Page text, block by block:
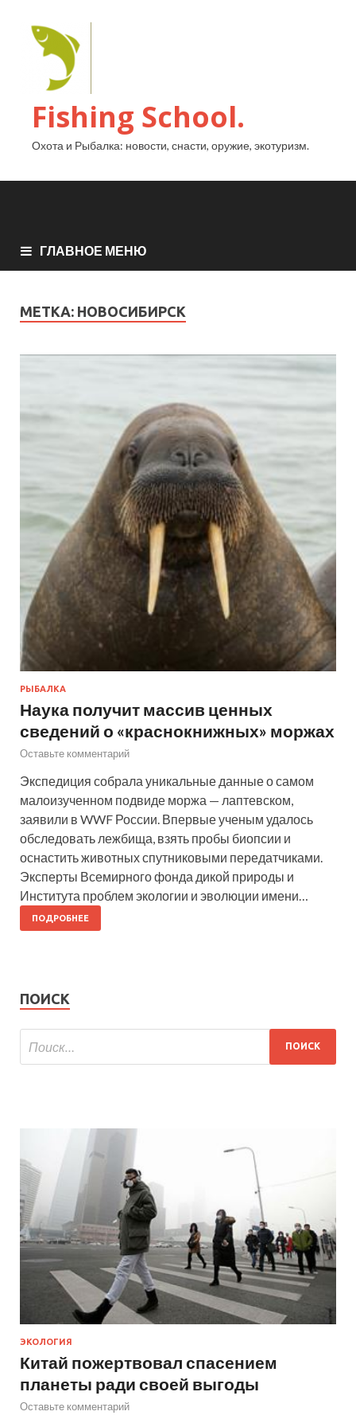
Fishing School.
Охота и Рыбалка: новости, снасти, оружие, экотуризм.
ГЛАВНОЕ МЕНЮ
МЕТКА: НОВОСИБИРСК
РЫБАЛКА
Наука получит массив ценных
сведений о «краснокнижных» моржах
Оставьте комментарий
Экспедиция собрала уникальные данные о самом
малоизученном подвиде моржа — лаптевском,
заявили в WWF России. Впервые ученым удалось
обследовать лежбища, взять пробы биопсии и
оснастить животных спутниковыми передатчиками.
Эксперты Всемирного фонда дикой природы и
Института проблем экологии и эволюции имени…
ПОДРОБНЕЕ
ПОИСК
ЭКОЛОГИЯ
Китай пожертвовал спасением
планеты ради своей выгоды
Оставьте комментарий